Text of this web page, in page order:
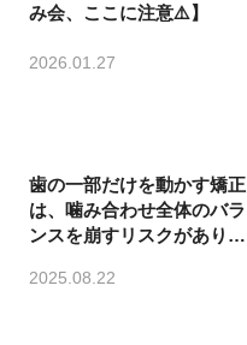
み会、ここに注意⚠️】
2026.01.27
歯の一部だけを動かす矯正
は、噛み合わせ全体のバラ
ンスを崩すリスクがありま
2025.08.22